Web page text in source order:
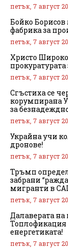
петък, 7 август
Бойко
фабрика за
петък, 7 август
Христо
петък, 7 август
Сгъстиха се
корумпирана
за
петък, 7 август
Украйна учи
дронове!
петък, 7 август
Тръмп
забрани
мигранти в
петък, 7 август
Далаверата на
Топлофикация
енергетиката!
петък, 7 август